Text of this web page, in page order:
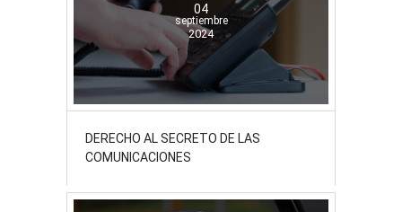
04
septiembre
2024
DERECHO AL SECRETO DE LAS
COMUNICACIONES